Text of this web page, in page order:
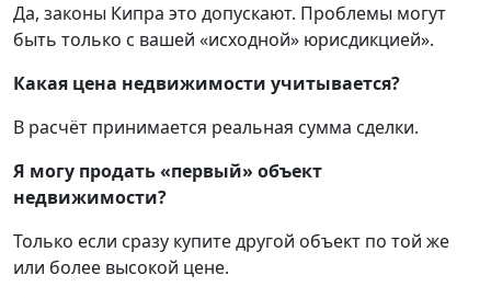
Да, законы Кипра это допускают. Проблемы могут
быть только с вашей «исходной» юрисдикцией».
Какая цена недвижимости учитывается?
В расчёт принимается реальная сумма сделки.
Я могу продать «первый» объект
недвижимости?
Только если сразу купите другой объект по той же
или более высокой цене.